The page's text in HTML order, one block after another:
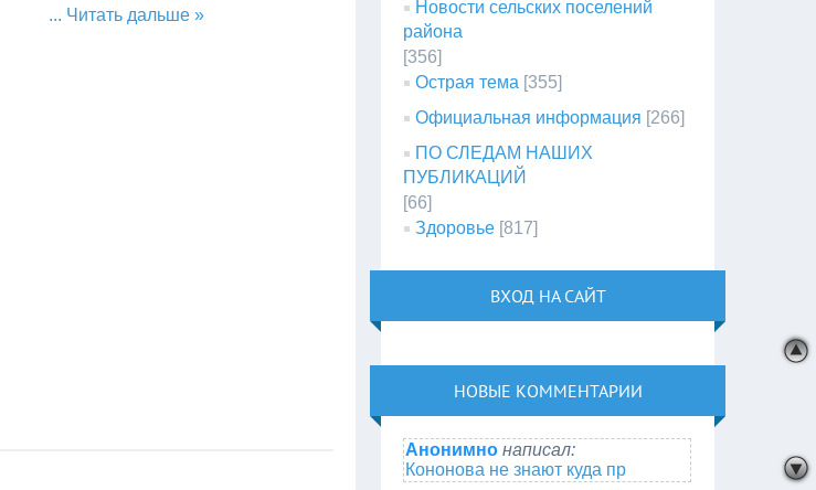
... Читать дальше »
Новости сельских поселений
района
[356]
Острая тема [355]
Официальная информация [266]
ПО СЛЕДАМ НАШИХ
ПУБЛИКАЦИЙ
[66]
Здоровье [817]
ВХОД НА САЙТ
НОВЫЕ КОММЕНТАРИИ
Анонимно написал:
Кононова не знают куда пр